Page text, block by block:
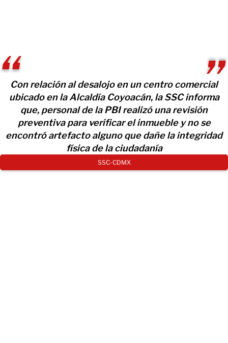
Con relación al desalojo en un centro comercial
ubicado en la Alcaldía Coyoacán, la SSC informa
que, personal de la PBI realizó una revisión
preventiva para verificar el inmueble y no se
encontró artefacto alguno que dañe la integridad
física de la ciudadanía
SSC-CDMX